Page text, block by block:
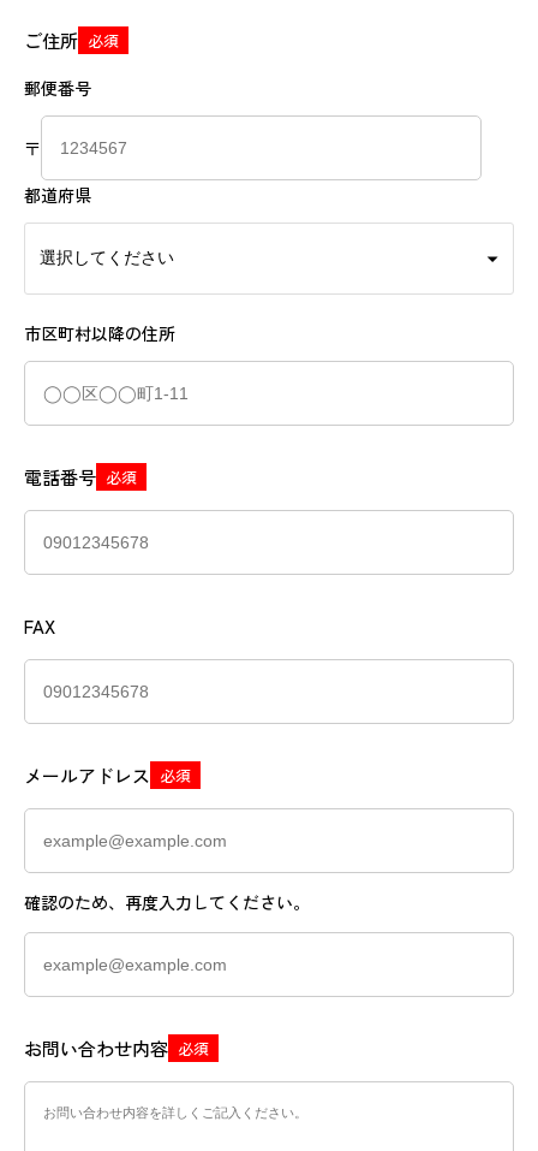
ご住所 必須
郵便番号
〒
都道府県
市区町村以降の住所
電話番号 必須
FAX
メールアドレス 必須
確認のため、再度入力してください。
お問い合わせ内容 必須